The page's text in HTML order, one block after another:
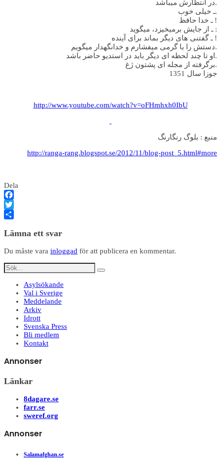
در انتظارش میباشد.
ـ خیلی خوب.
ـ خدا حافظ !
ـ از جایش برمیخیزد، میگوید :
ـ گفتنی های دیگر بماند برای آینده !
دستش را با گرمی میفشارم و خدانگهدار میگویم.
او تا چند لحظه ای دیگر باید در استدیو حاضر باشد.
برگرفته از مجله ای پشتون ژغ.
جوزا سال 1351
http://www.youtube.com/watch?v=oFHmhxh0IbU
منبع : بلوگ رنگارنگ
http://ranga-rang.blogspot.se/2012/11/blog-post_5.html#more
Dela
Facebook
Twitter
Lämna ett svar
Du måste vara inloggad för att publicera en kommentar.
Asylsökande
Val i Sverige
Meddelande
Arkiv
Idrott
Svenska Press
Bli medlem
Kontakt
Annonser
Länkar
8dagare.se
farr.se
sweref.org
Annonser
Salamafghan.se